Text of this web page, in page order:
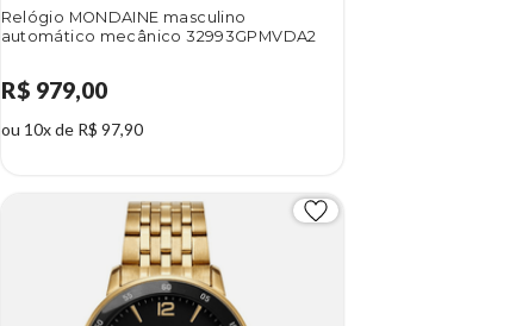
Relógio MONDAINE masculino
automático mecânico 32993GPMVDA2
R$ 979,00
ou 10x de R$ 97,90